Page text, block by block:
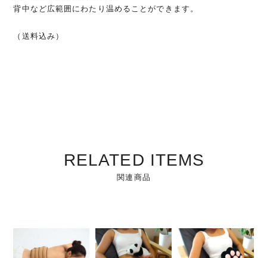
背中など広範囲にわたり温めることができます。
（送料込み）
RELATED ITEMS
関連商品